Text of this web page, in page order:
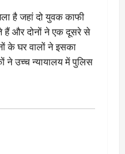
है जहां दो युवक काफी
और दोनों ने एक दूसरे से
के घर वालों ने इसका
ने उच्च न्यायालय में पुलिस